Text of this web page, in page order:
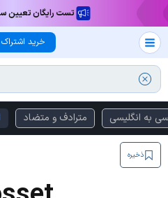
تست رایگان تعیین
خرید اشتراک
به انگلیسی مترادف و متضاد
ذخیره